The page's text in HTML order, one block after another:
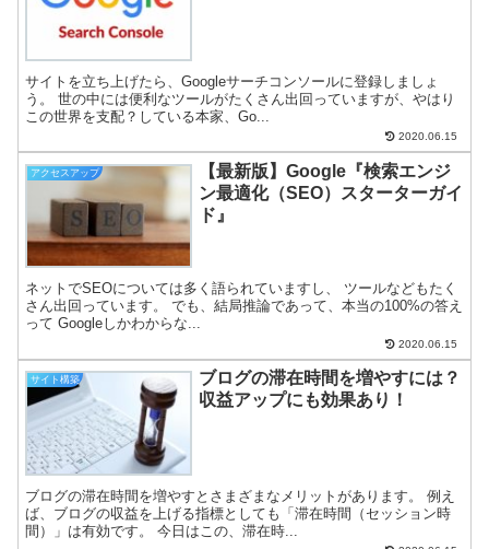
サイトを立ち上げたら、Googleサーチコンソールに登録しましょ
う。 世の中には便利なツールがたくさん出回っていますが、やはり
この世界を支配？している本家、Go...
2020.06.15
アクセスアップ
【最新版】Google『検索エンジ
ン最適化（SEO）スターターガイ
ド』
ネットでSEOについては多く語られていますし、 ツールなどもたく
さん出回っています。 でも、結局推論であって、本当の100%の答え
って Googleしかわからな...
2020.06.15
サイト構築
ブログの滞在時間を増やすには？
収益アップにも効果あり！
ブログの滞在時間を増やすとさまざまなメリットがあります。 例え
ば、ブログの収益を上げる指標としても「滞在時間（セッション時
間）」は有効です。 今日はこの、滞在時...